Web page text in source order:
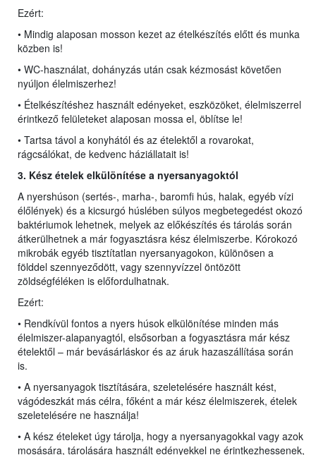
Ezért:
• Mindig alaposan mosson kezet az ételkészítés előtt és munka
közben is!
• WC-használat, dohányzás után csak kézmosást követően
nyúljon élelmiszerhez!
• Ételkészítéshez használt edényeket, eszközöket, élelmiszerrel
érintkező felületeket alaposan mossa el, öblítse le!
• Tartsa távol a konyhától és az ételektől a rovarokat,
rágcsálókat, de kedvenc háziállatait is!
3. Kész ételek elkülönítése a nyersanyagoktól
A nyershúson (sertés-, marha-, baromfi hús, halak, egyéb vízi
élőlények) és a kicsurgó húslében súlyos megbetegedést okozó
baktériumok lehetnek, melyek az előkészítés és tárolás során
átkerülhetnek a már fogyasztásra kész élelmiszerbe. Kórokozó
mikrobák egyéb tisztítatlan nyersanyagokon, különösen a
földdel szennyeződött, vagy szennyvízzel öntözött
zöldségféléken is előfordulhatnak.
Ezért:
• Rendkívül fontos a nyers húsok elkülönítése minden más
élelmiszer-alapanyagtól, elsősorban a fogyasztásra már kész
ételektől – már bevásárláskor és az áruk hazaszállítása során
is.
• A nyersanyagok tisztítására, szeletelésére használt kést,
vágódeszkát más célra, főként a már kész élelmiszerek, ételek
szeletelésére ne használja!
• A kész ételeket úgy tárolja, hogy a nyersanyagokkal vagy azok
mosására, tárolására használt edényekkel ne érintkezhessenek,